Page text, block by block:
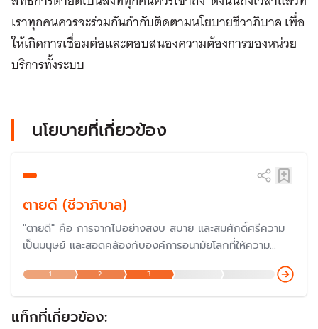
เราทุกคนควรจะร่วมกันกำกับติดตามนโยบายชีวาภิบาล เพื่อ
ให้เกิดการเชื่อมต่อและตอบสนองความต้องการของหน่วย
บริการทั้งระบบ
นโยบายที่เกี่ยวข้อง
ตายดี (ชีวาภิบาล)
"ตายดี" คือ การจากไปอย่างสงบ สบาย และสมศักดิ์ศรีความ
เป็นมนุษย์ และสอดคล้องกับองค์การอนามัยโลกที่ให้ความ
สาธารณสุขต่อยอดเป็น "นโยบายสถานชีวาภิบาล" เพื่อเพิ่ม
คุณภาพชีวิตของผู้ป่วยที่ต้องการดูแลแบบพึ่งพา ผู้ป่วยระยะ
สุดท้าย ผู้ป่วยติดบ้าน ติดเตียง โดยครอบคลุมในทุกมิติ
1 2 3
แท็กที่เกี่ยวข้อง: